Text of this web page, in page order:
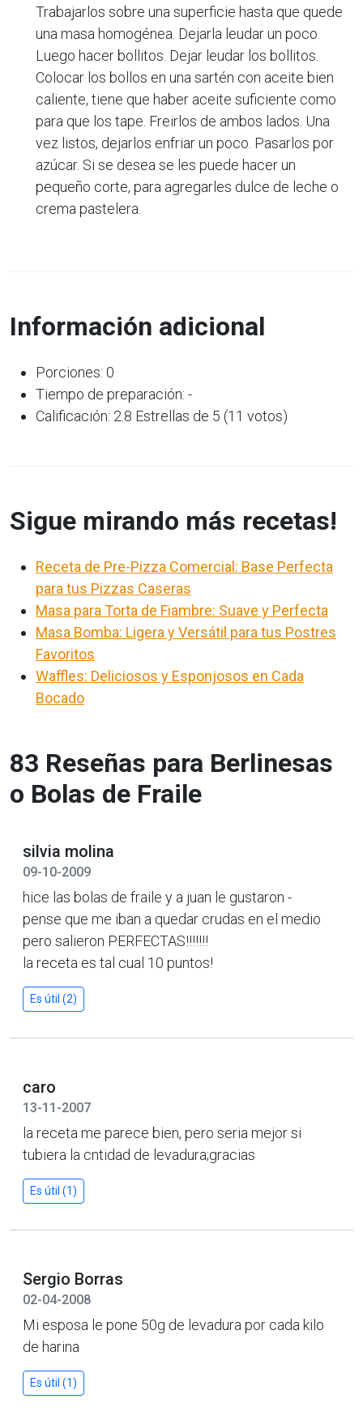
Trabajarlos sobre una superficie hasta que quede
una masa homogénea. Dejarla leudar un poco.
Luego hacer bollitos. Dejar leudar los bollitos.
Colocar los bollos en una sartén con aceite bien
caliente, tiene que haber aceite suficiente como
para que los tape. Freirlos de ambos lados. Una
vez listos, dejarlos enfriar un poco. Pasarlos por
azúcar. Si se desea se les puede hacer un
pequeño corte, para agregarles dulce de leche o
crema pastelera.
Información adicional
Porciones: 0
Tiempo de preparación: -
Calificación: 2.8 Estrellas de 5 (11 votos)
Sigue mirando más recetas!
Receta de Pre-Pizza Comercial: Base Perfecta
para tus Pizzas Caseras
Masa para Torta de Fiambre: Suave y Perfecta
Masa Bomba: Ligera y Versátil para tus Postres
Favoritos
Waffles: Deliciosos y Esponjosos en Cada
Bocado
83 Reseñas para Berlinesas
o Bolas de Fraile
silvia molina
09-10-2009
hice las bolas de fraile y a juan le gustaron -
pense que me iban a quedar crudas en el medio
pero salieron PERFECTAS!!!!!!!
la receta es tal cual 10 puntos!
Es útil (2)
caro
13-11-2007
la receta me parece bien, pero seria mejor si
tubiera la cntidad de levadura;gracias
Es útil (1)
Sergio Borras
02-04-2008
Mi esposa le pone 50g de levadura por cada kilo
de harina
Es útil (1)